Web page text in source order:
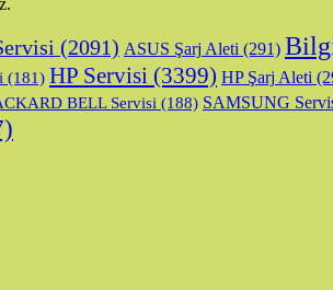
(2091) ASUS Şarj Aleti (291)
(181) HP Servisi (3399) HP Şarj Aleti
BELL Servisi (188) SAMSUNG